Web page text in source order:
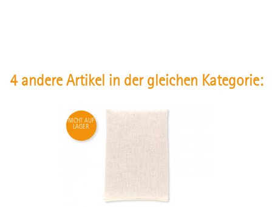
4 andere Artikel in der gleichen Kategorie:
NICHT AUF
LAGER